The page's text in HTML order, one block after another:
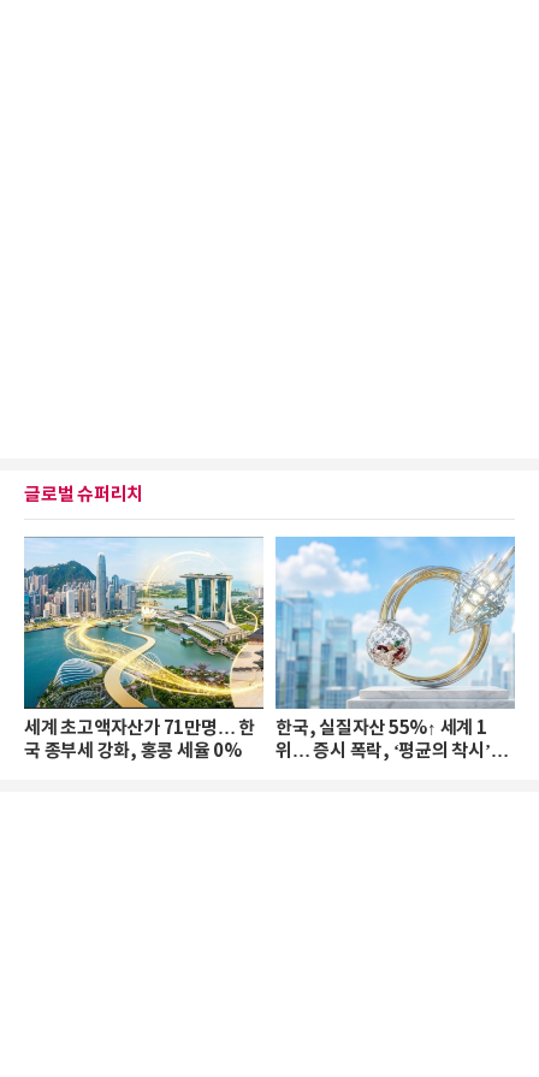
글로벌 슈퍼리치
세계 초고액자산가 71만명… 한
국 종부세 강화, 홍콩 세율 0%
한국, 실질자산 55%↑ 세계 1
위… 증시 폭락, ‘평균의 착시’와